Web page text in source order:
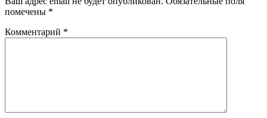
помечены *
Комментарий *